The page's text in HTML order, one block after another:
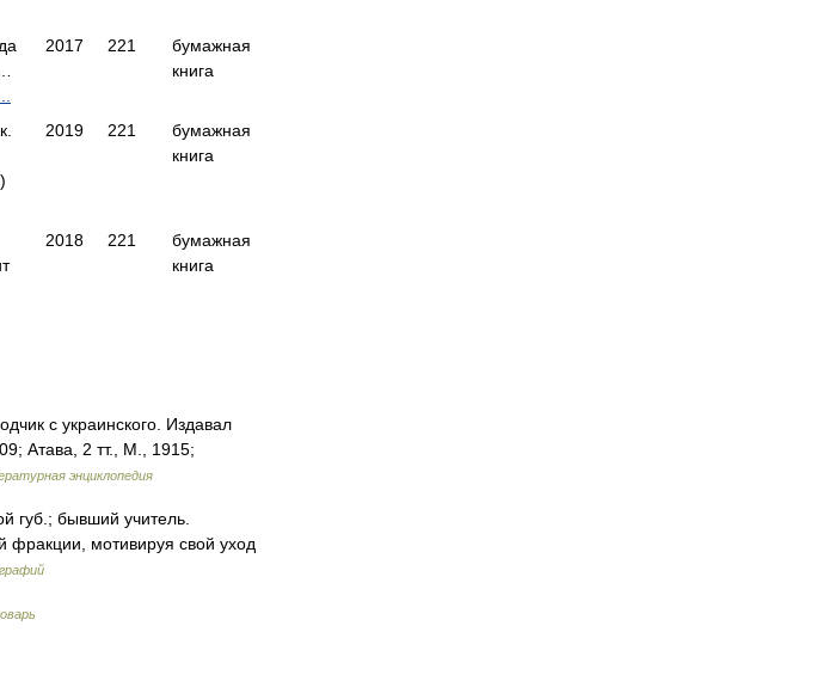
2017 221
бумажная
книга
2019 221
бумажная
книга
2018 221
бумажная
книга
с украинского. Издавал
Атава, 2 тт., М., 1915;
энциклопедия
губ.; бывший учитель.
фракции, мотивируя свой уход